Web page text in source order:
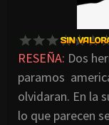
RESEÑA: Dos
paramos
olvidaran. En la
lo que parecen